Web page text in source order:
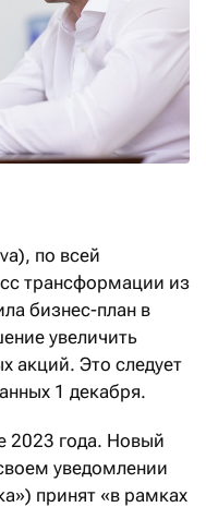
по всей
трансформации из
бизнес-план в
увеличить
акций. Это следует
1 декабря.
2023 года. Новый
уведомлении
принят «в рамках